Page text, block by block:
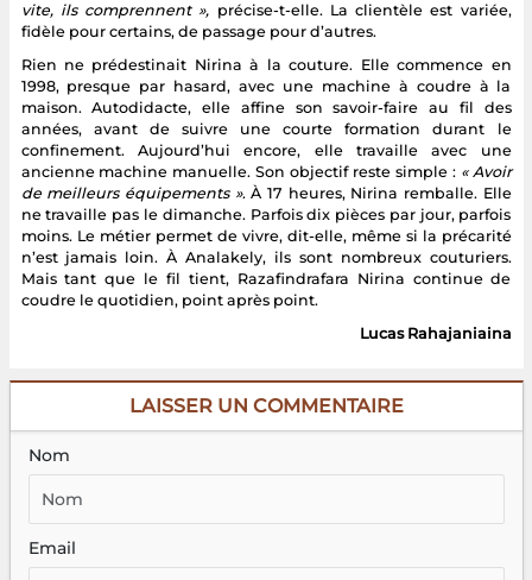
vite, ils comprennent », précise-t-elle. La clientèle est variée,
fidèle pour certains, de passage pour d’autres.
Rien ne prédestinait Nirina à la couture. Elle commence en
1998, presque par hasard, avec une machine à coudre à la
maison. Autodidacte, elle affine son savoir-faire au fil des
années, avant de suivre une courte formation durant le
confinement. Aujourd’hui encore, elle travaille avec une
ancienne machine manuelle. Son objectif reste simple : « Avoir
de meilleurs équipements ». À 17 heures, Nirina remballe. Elle
ne travaille pas le dimanche. Parfois dix pièces par jour, parfois
moins. Le métier permet de vivre, dit-elle, même si la précarité
n’est jamais loin. À Analakely, ils sont nombreux couturiers.
Mais tant que le fil tient, Razafindrafara Nirina continue de
coudre le quotidien, point après point.
Lucas Rahajaniaina
LAISSER UN COMMENTAIRE
Nom
Email